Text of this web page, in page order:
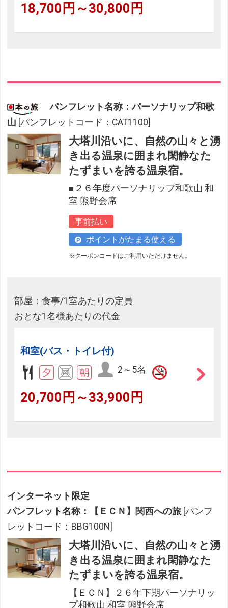
18,700円～30,800円
パンフレット名称：パーソナリップ和歌
山 [パンフレットコード：CAT1100]
大塔川沿いに、自然の山々と湧
き出る温泉に囲まれ閑静なた
たずまいを誇る温泉宿。
■２６年度パーソナリップ和歌山 和
室 熊野会席
事前払い
ポイントがたまる使える
※クーポンコードはご利用いただけません。
部屋：食事/1室あたりの定員
おとな1名様あたりの代金
和室(バス・トイレ付)
2～5名
20,700円～33,900円
インターネット限定
パンフレット名称：【ＥＣＮ】関西への旅 [パンフ
レットコード：BBG100N]
大塔川沿いに、自然の山々と湧
き出る温泉に囲まれ閑静なた
たずまいを誇る温泉宿。
【ＥＣＮ】２６年下期パーソナリッ
プ和歌山 和室 熊野会席